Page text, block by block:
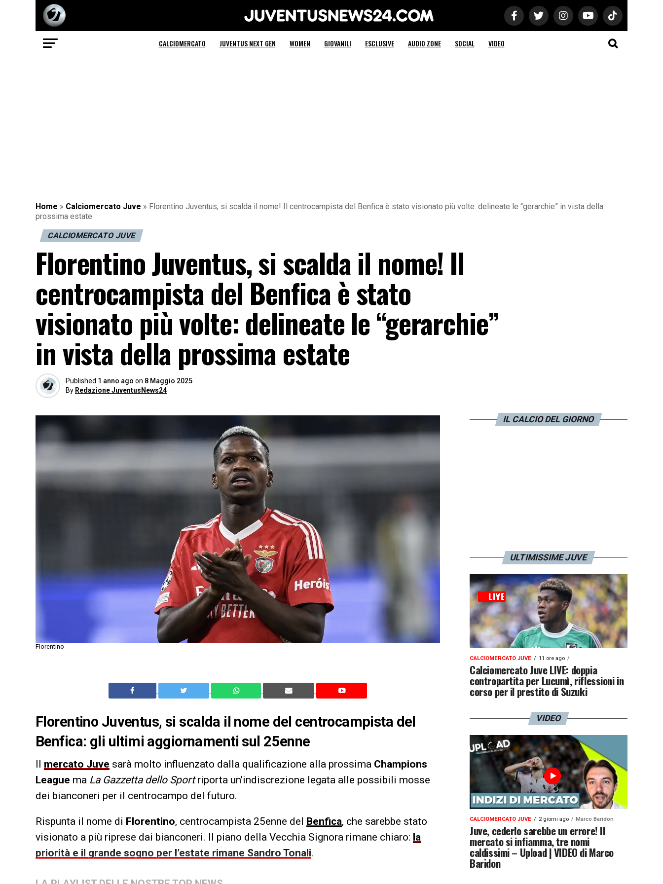
Juventus News 24
CALCIOMERCATO JUVENTUS NEXT GEN WOMEN GIOVANILI ESCLUSIVE AUDIO ZONE SOCIAL VIDEO
Home » Calciomercato Juve » Florentino Juventus, si scalda il nome! Il centrocampista del Benfica è stato visionato più volte: delineate le “gerarchie” in vista della
prossima estate
CALCIOMERCATO JUVE
Florentino Juventus, si scalda il nome! Il
centrocampista del Benfica è stato
visionato più volte: delineate le “gerarchie”
in vista della prossima estate
Published 1 anno ago on 8 Maggio 2025
By Redazione JuventusNews24
Florentino
Florentino Juventus, si scalda il nome del centrocampista del
Benfica: gli ultimi aggiornamenti sul 25enne
Il mercato Juve sarà molto influenzato dalla qualificazione alla prossima Champions
League ma La Gazzetta dello Sportriporta un’indiscrezione legata alle possibili mosse
dei bianconeri per il centrocampo del futuro.
Rispunta il nome di Florentino, centrocampista 25enne del Benfica, che sarebbe stato
visionato a più riprese dai bianconeri. Il piano della Vecchia Signora rimane chiaro: la
priorità e il grande sogno per l’estate rimane Sandro Tonali.
IL CALCIO DEL GIORNO
ULTIMISSIME JUVE
CALCIOMERCATO JUVE 11 ore ago
Calciomercato Juve LIVE: doppia
contropartita per Lucumì, riflessioni in
corso per il prestito di Suzuki
VIDEO
CALCIOMERCATO JUVE 2 giorni ago Marco Baridon
Juve, cederlo sarebbe un errore! Il
mercato si infiamma, tre nomi
caldissimi – Upload | VIDEO di Marco
Baridon